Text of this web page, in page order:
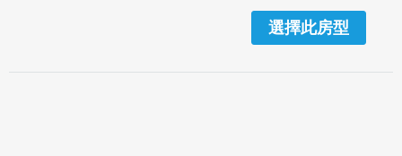
選擇此房型